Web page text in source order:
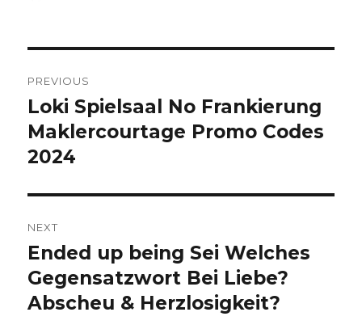
navigation
PREVIOUS
Previous
post:
Loki Spielsaal No Frankierung
Maklercourtage Promo Codes
2024
NEXT
Next
post:
Ended up being Sei Welches
Gegensatzwort Bei Liebe?
Abscheu & Herzlosigkeit?